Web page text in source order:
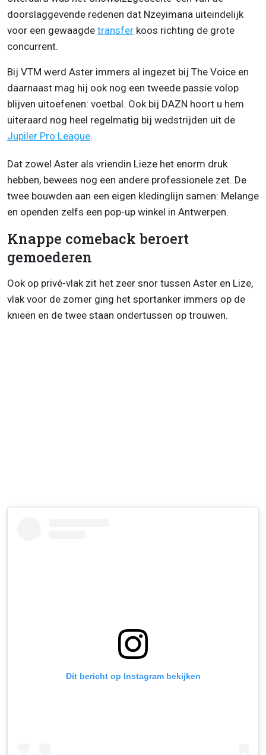
doorslaggevende redenen dat Nzeyimana uiteindelijk
voor een gewaagde transfer koos richting de grote
concurrent.
Bij VTM werd Aster immers al ingezet bij The Voice en
daarnaast mag hij ook nog een tweede passie volop
blijven uitoefenen: voetbal. Ook bij DAZN hoort u hem
uiteraard nog heel regelmatig bij wedstrijden uit de
Jupiler Pro League.
Dat zowel Aster als vriendin Lieze het enorm druk
hebben, bewees nog een andere professionele zet. De
twee bouwden aan een eigen kledinglijn samen: Melange
en openden zelfs een pop-up winkel in Antwerpen.
Knappe comeback beroert
gemoederen
Ook op privé-vlak zit het zeer snor tussen Aster en Lize,
vlak voor de zomer ging het sportanker immers op de
knieën en de twee staan ondertussen op trouwen.
Dit bericht op Instagram bekijken